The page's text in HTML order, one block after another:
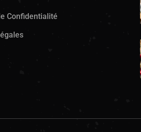
Confidentialité